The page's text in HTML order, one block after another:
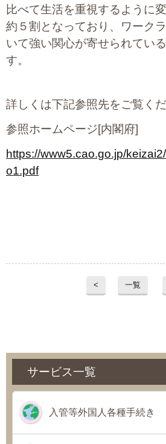
比べて生活を重視するように
約５割となっており、ワーク
いて強い関心が寄せられてい
す。
詳しくは下記参照先をご覧くだ
参照ホームページ[内閣府]
https://www5.cao.go.jp/
o1.pdf
< 一覧
サービス一覧
入管等外国人各種手続き